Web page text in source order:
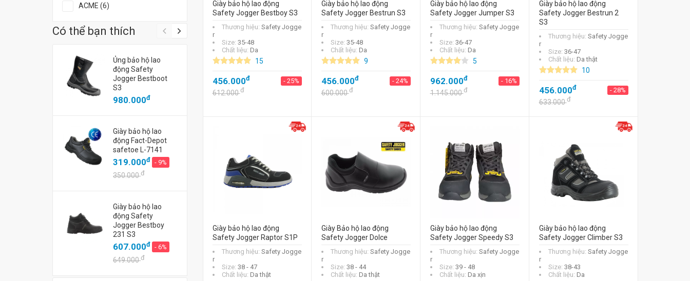
ACME (6)
Có thể bạn thích
Ủng bảo hộ lao
động Safety
Jogger Bestboot
S3
980.000đ
Giày bảo hộ lao
động Fact-Depot
safetoe L-7141
319.000đ - 9%
350.000đ
Giày bảo hộ lao
động Safety
Jogger Bestboy
231 S3
607.000đ - 6%
649.000đ
Dép y tế, phòng
Bestlight BLK đen
sạch Safety Jogger
Bestlight BLK đen
330.000đ - 6%
351.000đ
Giày bảo hộ lao động
Safety Jogger Bestboy S3
Thương hiệu: Safety Jogge
r
Size: 35-48
Chất liệu: Da
15
456.000đ - 25%
612.000đ
Giày bảo hộ lao động
Safety Jogger Bestrun S3
Thương hiệu: Safety Jogge
r
Size: 35-48
Chất liệu: Da
9
456.000đ - 24%
600.000đ
Giày bảo hộ lao động
Safety Jogger Jumper S3
Thương hiệu: Safety Jogge
r
Size: 36-47
Chất liệu: Da
5
962.000đ - 16%
1.145.000đ
Giày bảo hộ lao động
Safety Jogger Bestrun 2
S3
Thương hiệu: Safety Jogge
r
Size: 36-47
Chất liệu: Da thật
10
456.000đ - 28%
633.000đ
Giày bảo hộ lao động
Safety Jogger Raptor S1P
Thương hiệu: Safety Jogge
r
Size: 38 - 47
Chất liệu: Da thật
Giày Bảo hộ lao động
Safety Jogger Dolce
Thương hiệu: Safety Jogge
r
Size: 38 - 44
Chất liệu: Da thật
Giày bảo hộ lao động
Safety Jogger Speedy S3
Thương hiệu: Safety Jogge
r
Size: 39 - 48
Chất liệu: Da xịn
Giày bảo hộ lao động
Safety Jogger Climber S3
Thương hiệu: Safety Jogge
r
Size: 38-43
Chất liệu: Da